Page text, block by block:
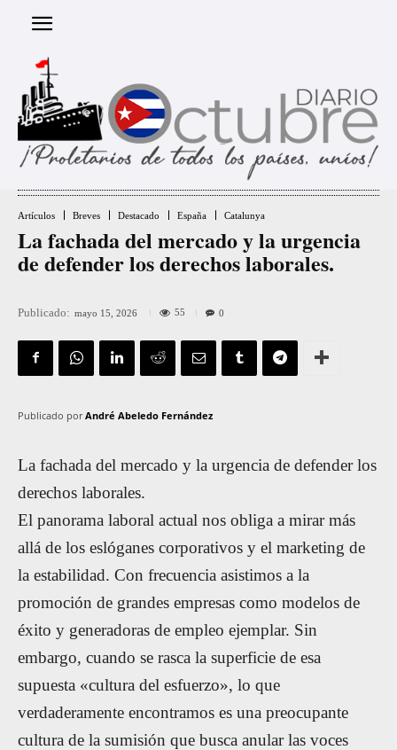
Artículos Breves Destacado España Catalunya
La fachada del mercado y la urgencia
de defender los derechos laborales.
Publicado: mayo 15, 2026 55 0
Publicado por André Abeledo Fernández
La fachada del mercado y la urgencia de defender los
derechos laborales.
El panorama laboral actual nos obliga a mirar más
allá de los eslóganes corporativos y el marketing de
la estabilidad. Con frecuencia asistimos a la
promoción de grandes empresas como modelos de
éxito y generadoras de empleo ejemplar. Sin
embargo, cuando se rasca la superficie de esa
supuesta «cultura del esfuerzo», lo que
verdaderamente encontramos es una preocupante
cultura de la sumisión que busca anular las voces